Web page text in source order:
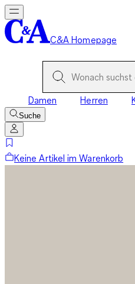
C&A Homepage
Damen Herren
Suche
Keine Artikel im Warenkorb